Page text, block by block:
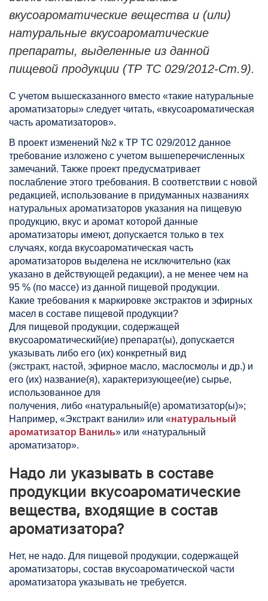
вкусоароматические вещества и (или)
натуральные вкусоароматические
препараты, выделенные из данной
пищевой продукции (ТР ТС 029/2012-Ст.9).
С учетом вышесказанного вместо «такие натуральные
ароматизаторы» следует читать, «вкусоароматическая
часть ароматизаторов».
В проект изменений №2 к ТР ТС 029/2012 данное
требование изложено с учетом вышеперечисленных
замечаний. Также проект предусматривает
послабление этого требования. В соответствии с новой
редакцией, использование в придуманных названиях
натуральных ароматизаторов указания на пищевую
продукцию, вкус и аромат которой данные
ароматизаторы имеют, допускается только в тех
случаях, когда вкусоароматическая часть
ароматизаторов выделена не исключительно (как
указано в действующей редакции), а не менее чем на
95 % (по массе) из данной пищевой продукции.
Какие требования к маркировке экстрактов и эфирных
масел в составе пищевой продукции?
Для пищевой продукции, содержащей
вкусоароматический(ие) препарат(ы), допускается
указывать либо его (их) конкретный вид
(экстракт, настой, эфирное масло, маслосмолы и др.) и
его (их) название(я), характеризующее(ие) сырье,
использованное для
получения, либо «натуральный(е) ароматизатор(ы)»;
Например, «Экстракт ванили» или «натуральный
ароматизатор Ваниль» или «натуральный
ароматизатор».
Надо ли указывать в составе
продукции вкусоароматические
вещества, входящие в состав
ароматизатора?
Нет, не надо. Для пищевой продукции, содержащей
ароматизаторы, состав вкусоароматической части
ароматизатора указывать не требуется.